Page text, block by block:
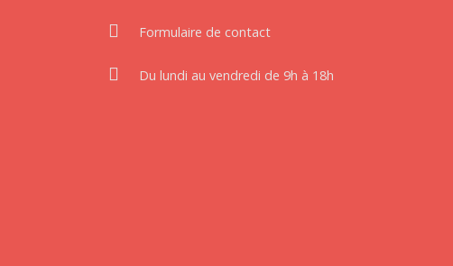
Formulaire de contact
Du lundi au vendredi de 9h à 18h